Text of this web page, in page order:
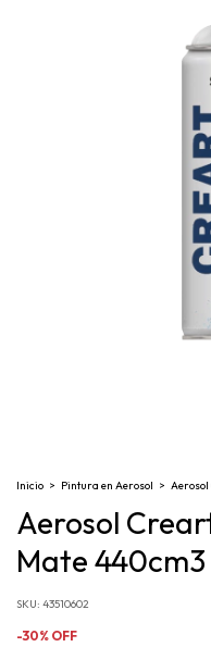
Inicio > Pintura en Aerosol >
Aerosol
Mate 440cm3
SKU: 43510602
-30% OFF